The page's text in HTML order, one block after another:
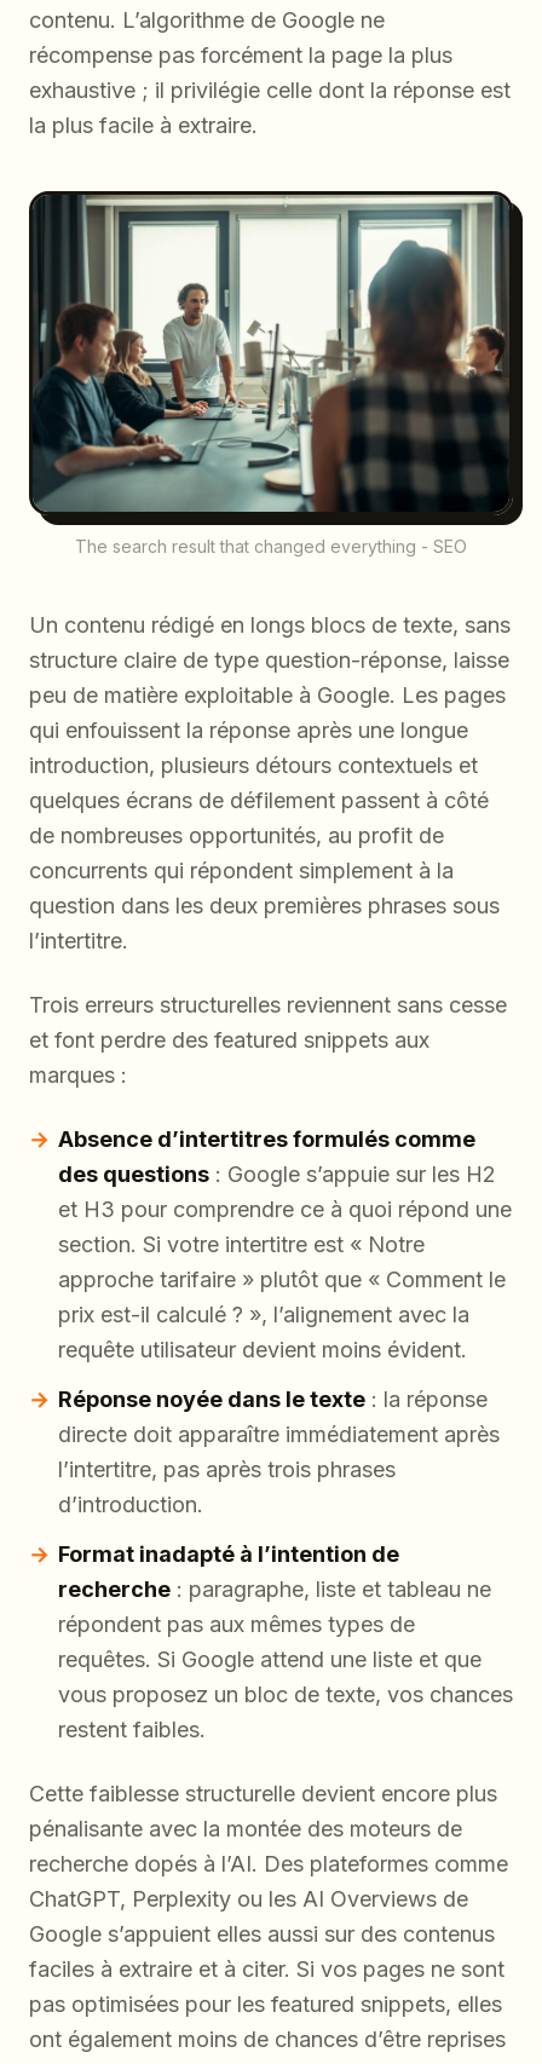
contenu. L’algorithme de Google ne
récompense pas forcément la page la plus
exhaustive ; il privilégie celle dont la réponse est
la plus facile à extraire.
The search result that changed everything - SEO
Un contenu rédigé en longs blocs de texte, sans
structure claire de type question-réponse, laisse
peu de matière exploitable à Google. Les pages
qui enfouissent la réponse après une longue
introduction, plusieurs détours contextuels et
quelques écrans de défilement passent à côté
de nombreuses opportunités, au profit de
concurrents qui répondent simplement à la
question dans les deux premières phrases sous
l’intertitre.
Trois erreurs structurelles reviennent sans cesse
et font perdre des featured snippets aux
marques :
Absence d’intertitres formulés comme
des questions : Google s’appuie sur les H2
et H3 pour comprendre ce à quoi répond une
section. Si votre intertitre est « Notre
approche tarifaire » plutôt que « Comment le
prix est-il calculé ? », l’alignement avec la
requête utilisateur devient moins évident.
Réponse noyée dans le texte : la réponse
directe doit apparaître immédiatement après
l’intertitre, pas après trois phrases
d’introduction.
Format inadapté à l’intention de
recherche : paragraphe, liste et tableau ne
répondent pas aux mêmes types de
requêtes. Si Google attend une liste et que
vous proposez un bloc de texte, vos chances
restent faibles.
Cette faiblesse structurelle devient encore plus
pénalisante avec la montée des moteurs de
recherche dopés à l’AI. Des plateformes comme
ChatGPT, Perplexity ou les AI Overviews de
Google s’appuient elles aussi sur des contenus
faciles à extraire et à citer. Si vos pages ne sont
pas optimisées pour les featured snippets, elles
ont également moins de chances d’être reprises